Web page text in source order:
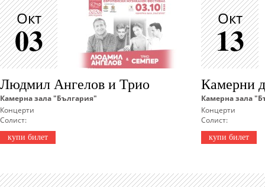
Окт
03
Людмил Ангелов и Трио
Камерна зала "България"
Концерти
Солист:
купи билет
Окт
13
Камерни
Камерна зала
Концерти
Солист:
купи билет